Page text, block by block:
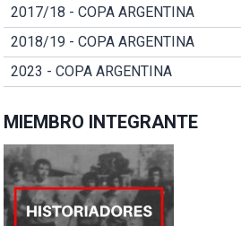
2017/18 - COPA ARGENTINA
2018/19 - COPA ARGENTINA
2023 - COPA ARGENTINA
MIEMBRO INTEGRANTE